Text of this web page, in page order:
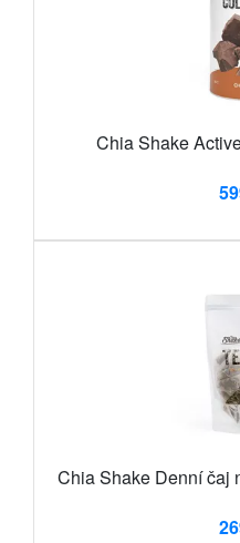
Chia Shake
Chia Shake Denní čaj